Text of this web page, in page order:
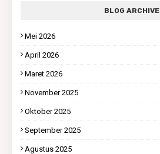
BLOG ARCHIVE
Mei 2026
April 2026
Maret 2026
November 2025
Oktober 2025
September 2025
Agustus 2025